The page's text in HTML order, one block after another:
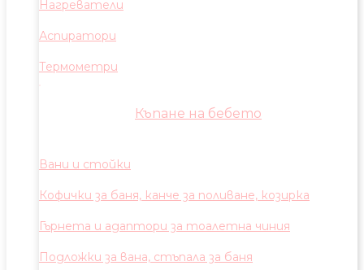
Нагреватели
Аспиратори
Термометри
Къпане на бебето
Вани и стойки
Кофички за баня, канче за поливане, козирка
Гърнета и адаптори за тоалетна чиния
Подложки за вана, стъпала за баня